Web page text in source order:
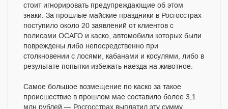
стоит игнорировать предупреждающие об этом
знаки. За прошлые майские праздники в Росгосстрах
поступило около 20 заявлений от клиентов с
полисами ОСАГО и каско, автомобили которых были
повреждены либо непосредственно при
столкновении с лосями, кабанами и косулями, либо в
результате попытки избежать наезда на животное.
Самое большое возмещение по каско за такое
происшествие в прошлом мае составило более 3,1